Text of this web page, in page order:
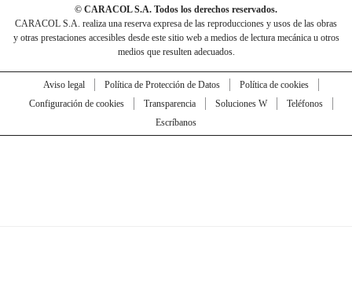
© CARACOL S.A. Todos los derechos reservados.
CARACOL S.A. realiza una reserva expresa de las reproducciones y usos de las obras
y otras prestaciones accesibles desde este sitio web a medios de lectura mecánica u otros
medios que resulten adecuados.
Aviso legal Política de Protección de Datos
Política de cookies
Configuración de cookies
Transparencia Soluciones W
Teléfonos
Escríbanos